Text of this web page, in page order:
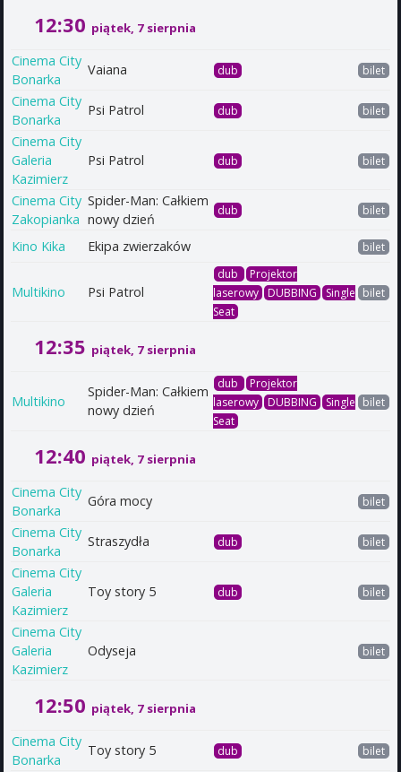
12:30 piątek, 7 sierpnia
Cinema City
Bonarka
Vaiana dub bilet
Cinema City
Bonarka
Psi Patrol dub bilet
Cinema City
Galeria
Kazimierz
Psi Patrol dub bilet
Cinema City
Zakopianka
Spider-Man: Całkiem
nowy dzień
dub bilet
Kino Kika Ekipa zwierzaków bilet
Multikino Psi Patrol
dub
Projektor
laserowy
DUBBING
Single
Seat
bilet
12:35 piątek, 7 sierpnia
Multikino
Spider-Man: Całkiem
nowy dzień
dub
Projektor
laserowy
DUBBING
Single
Seat
bilet
12:40 piątek, 7 sierpnia
Cinema City
Bonarka
Góra mocy bilet
Cinema City
Bonarka
Straszydła dub bilet
Cinema City
Galeria
Kazimierz
Toy story 5 dub bilet
Cinema City
Galeria
Kazimierz
Odyseja bilet
12:50 piątek, 7 sierpnia
Cinema City
Bonarka
Toy story 5 dub bilet